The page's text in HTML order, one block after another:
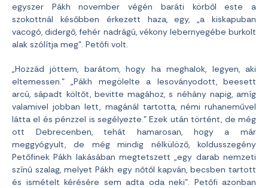
egyszer Pákh november végén baráti körből este a
szokottnál későbben érkezett haza, egy, „a kiskapuban
vacogó, didergő, fehér nadrágú, vékony lebernyegébe burkolt
alak szólítja meg”. Petőfi volt.
„Hozzád jöttem, barátom, hogy ha meghalok, legyen, aki
eltemessen.” „Pákh megölelte a lesoványodott, beesett
arcú, sápadt költőt, bevitte magához, s néhány napig, amíg
valamivel jobban lett, magánál tartotta, némi ruhaneművel
látta el és pénzzel is segélyezte.” Ezek után történt, de még
ott Debrecenben, tehát hamarosan, hogy a már
meggyógyult, de még mindig nélkülöző, koldusszegény
Petőfinek Pákh lakásában megtetszett „egy darab nemzeti
színű szalag, melyet Pákh egy nőtől kapván, becsben tartott
és ismételt kérésére sem adta oda neki”. Petőfi azonban